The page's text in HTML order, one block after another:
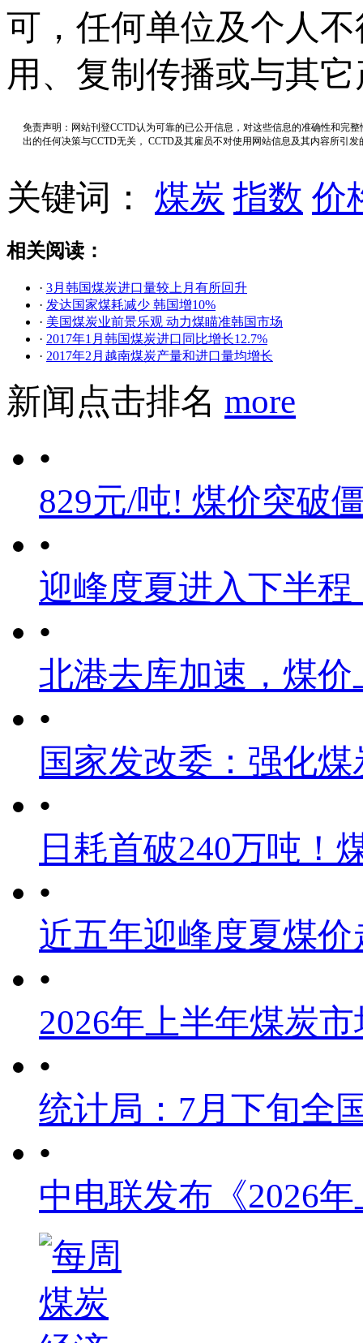
可，任何单位及个人
用、复制传播或与其
免责声明：网站刊登CCTD认为可靠的已公开信息，对这些信息的准确性和完
出的任何决策与CCTD无关， CCTD及其雇员不对使用网站信息及其内容所引
关键词： 煤炭 指数 价
相关阅读：
· 3月韩国煤炭进口量较上月有所回升
· 发达国家煤耗减少 韩国增10%
· 美国煤炭业前景乐观 动力煤瞄准韩国市场
· 2017年1月韩国煤炭进口同比增长12.7%
· 2017年2月越南煤炭产量和进口量均增长
新闻点击排名 more
•
829元/吨! 煤价突破
•
迎峰度夏进入下半
•
北港去库加速，煤
•
国家发改委：强化
•
日耗首破240万吨！
•
近五年迎峰度夏煤价
•
2026年上半年煤炭
•
统计局：7月下旬全
•
中电联发布《2026